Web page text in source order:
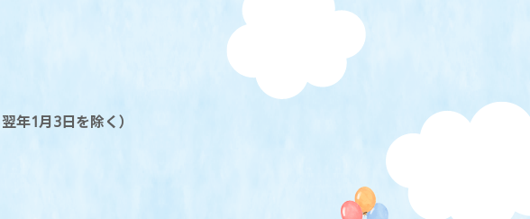
年1月3日を除く）